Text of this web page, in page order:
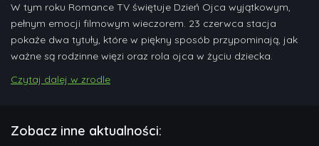
W tym roku Romance TV świętuje Dzień Ojca wyjątkowym,
pełnym emocji filmowym wieczorem. 23 czerwca stacja
pokaże dwa tytuły, które w piękny sposób przypominają, jak
ważne są rodzinne więzi oraz rola ojca w życiu dziecka.
Czytaj dalej w zrodle
Zobacz inne aktualności: